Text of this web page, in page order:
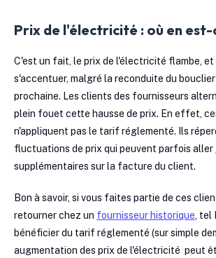
Prix de l'électricité : où en est-
C'est un fait, le prix de l'électricité flambe, et
s'accentuer, malgré la reconduite du
prochaine. Les clients des fournisseurs
plein fouet cette hausse de prix. En effet,
n'appliquent pas le tarif réglementé. Ils
fluctuations de prix qui peuvent parfois aller
supplémentaires sur la facture du client.
Bon à savoir, si vous faites partie de ces
retourner chez un fournisseur historique, tel
bénéficier du tarif réglementé (sur simple
augmentation des prix de l'électricité peut